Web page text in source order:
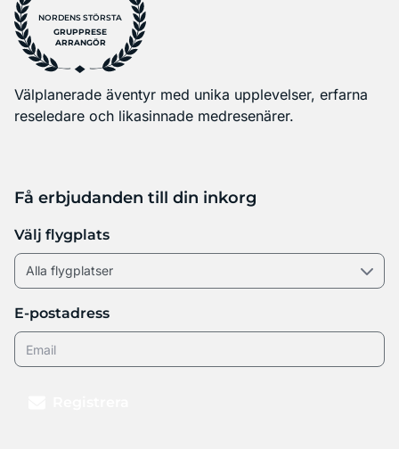
NORDENS STÖRSTA
GRUPPRESE
ARRANGÖR
Välplanerade äventyr med unika upplevelser, erfarna
reseledare och likasinnade medresenärer.
Få erbjudanden till din inkorg
Välj flygplats
E-postadress